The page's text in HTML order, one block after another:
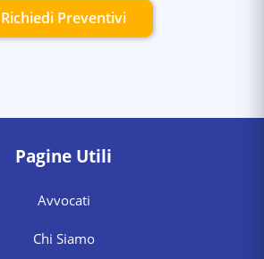
Richiedi Preventivi
Pagine Utili
Avvocati
Chi Siamo